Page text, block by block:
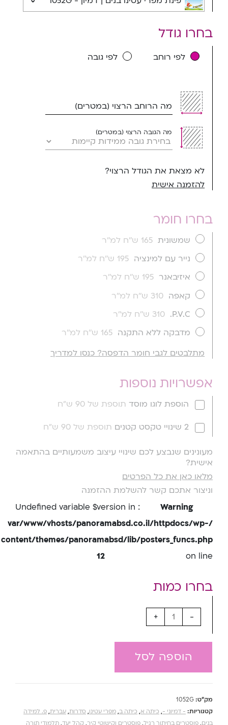
בחרו גודל
לפי רוחב לפי גובה
מה הרוחב הרצוי (במטרים)
מה הגובה הרצוי (במטרים)
לא מצאת את הגודל הרצוי?
להזמנה אישית
בחרו חומר
שמשונית 165 ש''ח למ''ר
נייר עם למינציה 195 ש''ח למ''ר
איזיבאנר 195 ש''ח למ''ר
קאפה 310 ש''ח למ''ר
P.V.C.
310 ש''ח למ''ר
מדבקה ללא התקנה 165 ש''ח למ''ר
מתלבטים לגבי חומר הדפסה? כנסו למדריך
אפשרויות נוספות
הוספת לוגו מוסד תוספת של 90 ש"ח
2 שינויי טקסט קטנים תוספת של 90 ש"ח
מעונינים שנבצע לכם שינויי עיצוב משמעותיים בהתאמה
אישית?
מלאו כאן את כל הפרטים
וניצור אתכם קשר להשלמת ההזמנה
Warning
: Undefined variable $version in
/var/www/vhosts/panoramabsd.co.il/httpdocs/wp-
content/themes/panoramabsd/lib/posters_funcs.php
on line
12
-
+
הוספה לסל
מק"ט: 1052G
קטגוריות: - דמיוני -, כיתה א, כיתה ב, מפרי עטינו, סדרות, עברית, פ. למידה
בנים, פוסטרים בחיתוך רגיל, פוסטרים וקישוטי קיר, קהל יעד, תלמודי תורה